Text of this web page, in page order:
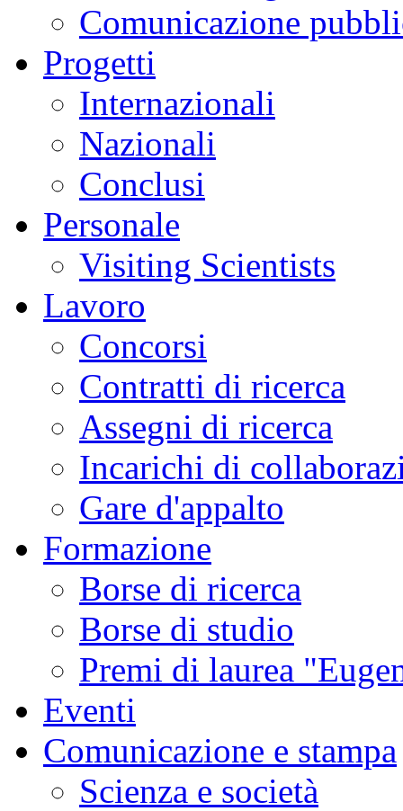
Comunicazione
Progetti
Internazionali
Nazionali
Conclusi
Personale
Visiting Scientists
Lavoro
Concorsi
Contratti di ricerca
Assegni di ricerca
Incarichi di
Gare d'appalto
Formazione
Borse di ricerca
Borse di studio
Premi di laurea
Eventi
Comunicazione e stampa
Scienza e società